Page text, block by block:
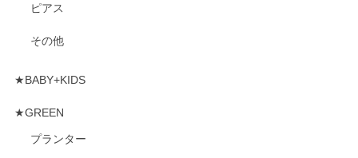
ピアス
その他
★BABY+KIDS
★GREEN
プランター